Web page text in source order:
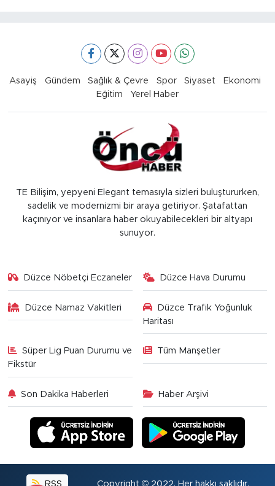
Asayiş Gündem Sağlık & Çevre Spor Siyaset
Ekonomi
Eğitim
Yerel Haber
TE Bilişim, yepyeni Elegant temasıyla sizleri buluştururken,
sadelik ve modernizmi bir araya getiriyor. Şatafattan
kaçınıyor ve insanlara haber okuyabilecekleri bir altyapı
sunuyor.
Düzce Nöbetçi Eczaneler Düzce Hava Durumu
Düzce Namaz Vakitleri
Düzce Trafik Yoğunluk
Haritası
Süper Lig Puan Durumu ve
Fikstür
Tüm Manşetler
Son Dakika Haberleri Haber Arşivi
RSS Copyright © 2022. Her hakkı saklıdır.